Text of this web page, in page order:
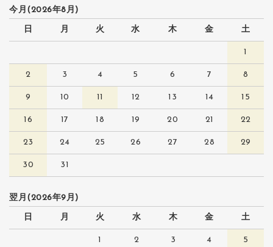
今月(2026年8月)
日 月 火 水 木 金 土
1
2 3 4 5 6 7 8
9 10 11 12 13 14 15
16 17 18 19 20 21 22
23 24 25 26 27 28 29
30 31
翌月(2026年9月)
日 月 火 水 木 金 土
1 2 3 4 5